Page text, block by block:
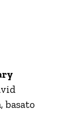
basato